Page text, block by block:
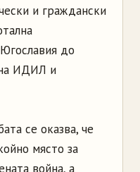
и граждански
до
на ИДИЛ и
се оказва, че
място за
война, а